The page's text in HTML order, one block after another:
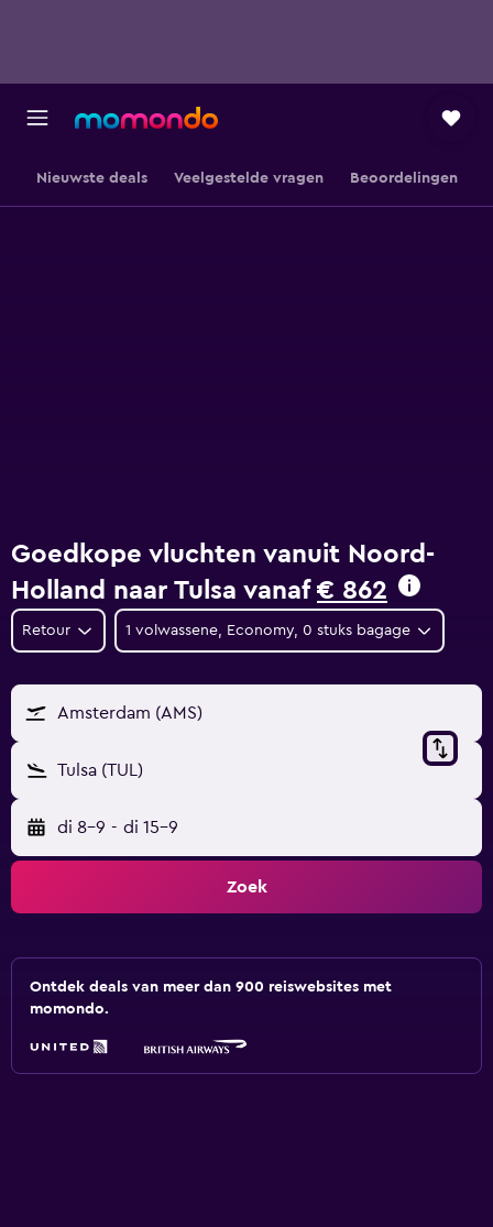
Nieuwste deals Veelgestelde vragen Beoordelingen
Goedkope vluchten vanuit Noord-
Holland naar Tulsa vanaf € 862
Retour 1 volwassene, Economy, 0 stuks bagage
Amsterdam (AMS)
Tulsa (TUL)
di 8-9 - di 15-9
Zoek
Ontdek deals van meer dan 900 reiswebsites met
momondo.